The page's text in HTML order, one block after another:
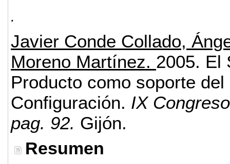
.
Javier Conde Collado,
Moreno Martínez. 2005. El
Producto como soporte
Configuración. IX
pag. 92. Gijón.
Resumen